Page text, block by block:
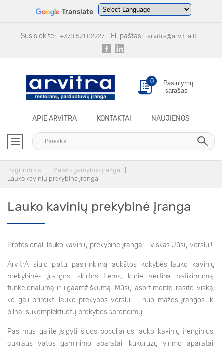
Translate
Susisiekite: +370 521 02227 El. paštas: arvitra@arvitra.lt
APIE ARVITRA KONTAKTAI NAUJIENOS
0
Pasiūlymų
sąrašas
Pagrindinis
Maisto gamybos įranga
Lauko kavinių prekybinė įranga
Lauko kavinių prekybinė įranga
Profesionali lauko kavinių prekybinė įranga – viskas Jūsų verslui!
ArvitrA siūlo platų pasirinkimą aukštos kokybės lauko kavinių
prekybinės įrangos, skirtos tiems, kurie vertina patikimumą,
funkcionalumą ir ilgaamžiškumą. Mūsų asortimente rasite viską,
ko gali prireikti lauko prekybos verslui – nuo mažos įrangos iki
pilnai sukomplektuotų prekybos sprendimų.
Pas mus galite įsigyti šiuos populiarius lauko kavinių įrenginius:
cukraus vatos gaminimo aparatai, kukurūzų virimo aparatai,